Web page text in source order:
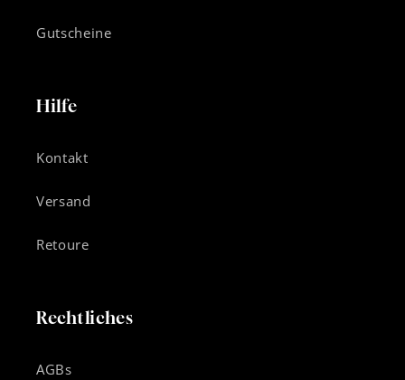
Gutscheine
Hilfe
Kontakt
Versand
Retoure
Rechtliches
AGBs